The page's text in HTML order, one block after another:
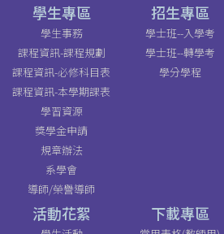
學生專區
學生事務
課程資訊-課程規劃
課程資訊-必修科目表
課程資訊-本學期課表
學習資源
獎學金申請
規章辦法
系學會
導師/榮譽導師
招生專區
學士班--入學考
學士班--轉學考
學分學程
活動花絮 下載專區